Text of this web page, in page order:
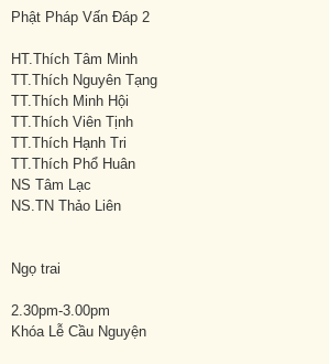
Phật Pháp Vấn Đáp 2
HT.Thích Tâm Minh
TT.Thích Nguyên Tạng
TT.Thích Minh Hội
TT.Thích Viên Tịnh
TT.Thích Hạnh Tri
TT.Thích Phổ Huân
NS Tâm Lạc
NS.TN Thảo Liên
Ngọ trai
2.30pm-3.00pm
Khóa Lễ Cầu Nguyện